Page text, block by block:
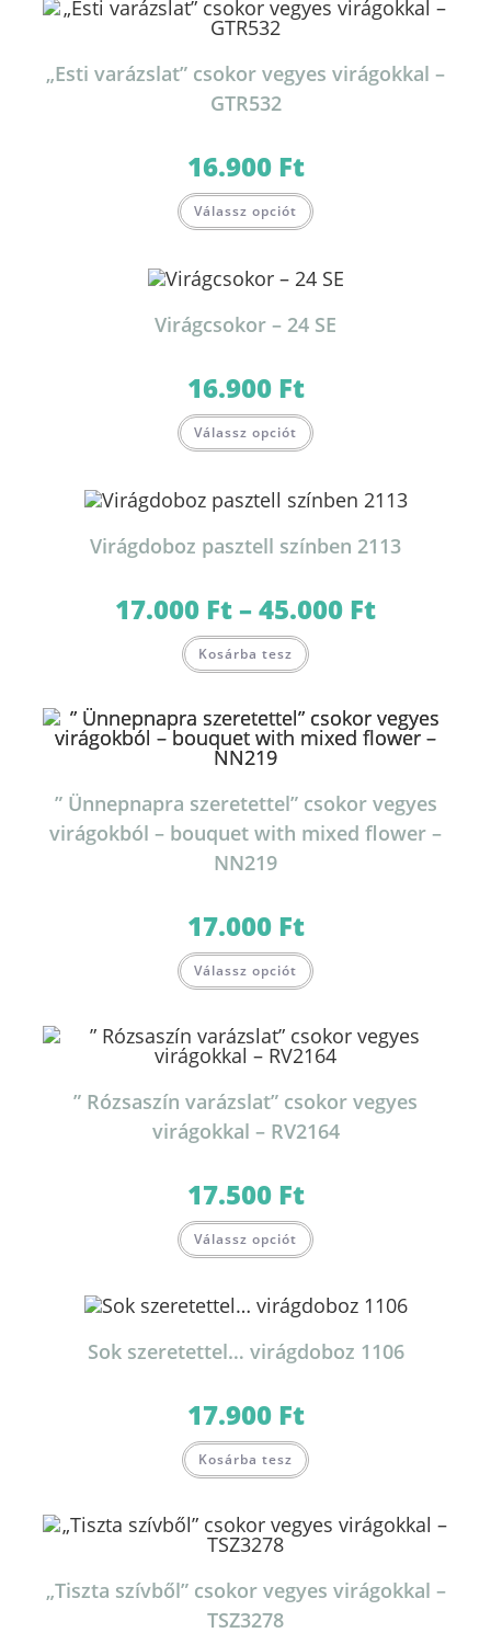
„Esti varázslat” csokor vegyes virágokkal –
GTR532
16.900 Ft
Válassz opciót
Virágcsokor – 24 SE
16.900 Ft
Válassz opciót
Virágdoboz pasztell színben 2113
17.000 Ft–45.000 Ft17.000 Ft
Kosárba tesz a
van.
A
változatok
választhatók
ki
” Ünnepnapra szeretettel” csokor vegyes
virágokból – bouquet with mixed flower –
NN219
17.000 Ft
Válassz opciót
” Rózsaszín varázslat” csokor vegyes
virágokkal – RV2164
17.500 Ft
Válassz opciót
Sok szeretettel… virágdoboz 1106
17.900 Ft
Kosárba tesz
„Tiszta szívből” csokor vegyes virágokkal –
TSZ3278